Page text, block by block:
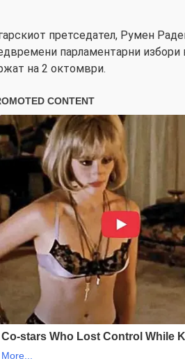
претседател, Румен
парламентарни избори
на 2 октомври.